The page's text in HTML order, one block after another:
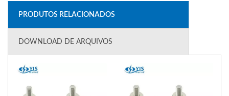
PRODUTOS RELACIONADOS
DOWNLOAD DE ARQUIVOS